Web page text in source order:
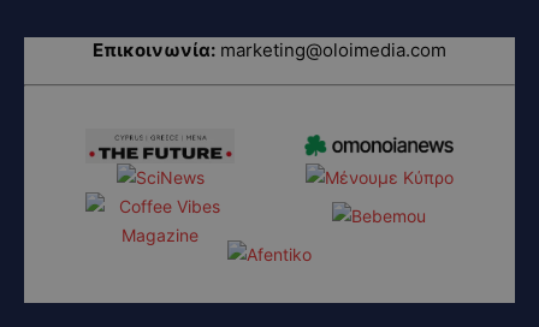
Επικοινωνία: marketing@oloimedia.com